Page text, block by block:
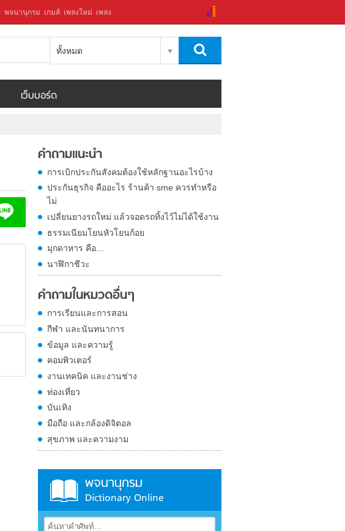
พจนานุกรม เกมส์ เพลงใหม่ เพลง
ทั้งหมด
เว็บบอร์ด
คำถามแนะนำ
การเบิกประกันสังคมต้องใช้หลักฐานอะไรบ้าง
ประกันธุรกิจ คืออะไร ร้านค้า sme ควรทำหรือ
ไม่
เปลี่ยนยางรถใหม่ แล้วจอดรถทิ้งไว้ไม่ได้ใช้งาน
ธรรมเนียมโยนหัวโยนก้อย
มุกดาหาร คือ…
นาฬิกาชีวะ
คำถามในหมวดอื่นๆ
การเรียนและการสอน
กีฬา และนันทนาการ
ข้อมูล และความรู้
คอมพิวเตอร์
งานเทคนิค และงานช่าง
ท่องเที่ยว
บันเทิง
มือถือ และกล้องดิจิตอล
สุขภาพ และความงาม
พจนานุกรม
Dictionary Online